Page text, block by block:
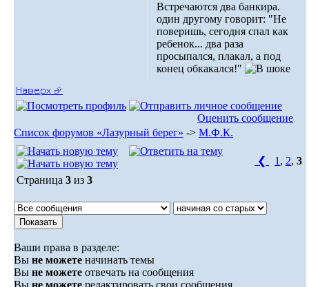
Встречаются два банкира.
один другому говорит: "Не
поверишь, сегодня спал как
ребенок... два раза
просыпался, плакал, а под
конец обкакался!"
Наверх ⮵
Оценить сообщение
Список форумов «Лазурный берег» -> М.Ф.К.
❮ 1 , 2, 3
Страница 3 из 3
Ваши права в разделе:
Вы не можете начинать темы
Вы не можете отвечать на сообщения
Вы не можете редактировать свои сообщения